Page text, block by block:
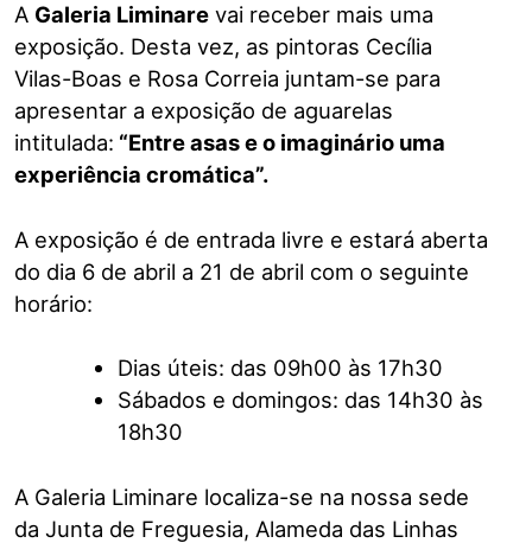
A Galeria Liminare vai receber mais uma
exposição. Desta vez, as pintoras Cecília
Vilas-Boas e Rosa Correia juntam-se para
apresentar a exposição de aguarelas
intitulada: “Entre asas e o imaginário uma
experiência cromática”.
A exposição é de entrada livre e estará aberta
do dia 6 de abril a 21 de abril com o seguinte
horário:
Dias úteis: das 09h00 às 17h30
Sábados e domingos: das 14h30 às
18h30
A Galeria Liminare localiza-se na nossa sede
da Junta de Freguesia, Alameda das Linhas